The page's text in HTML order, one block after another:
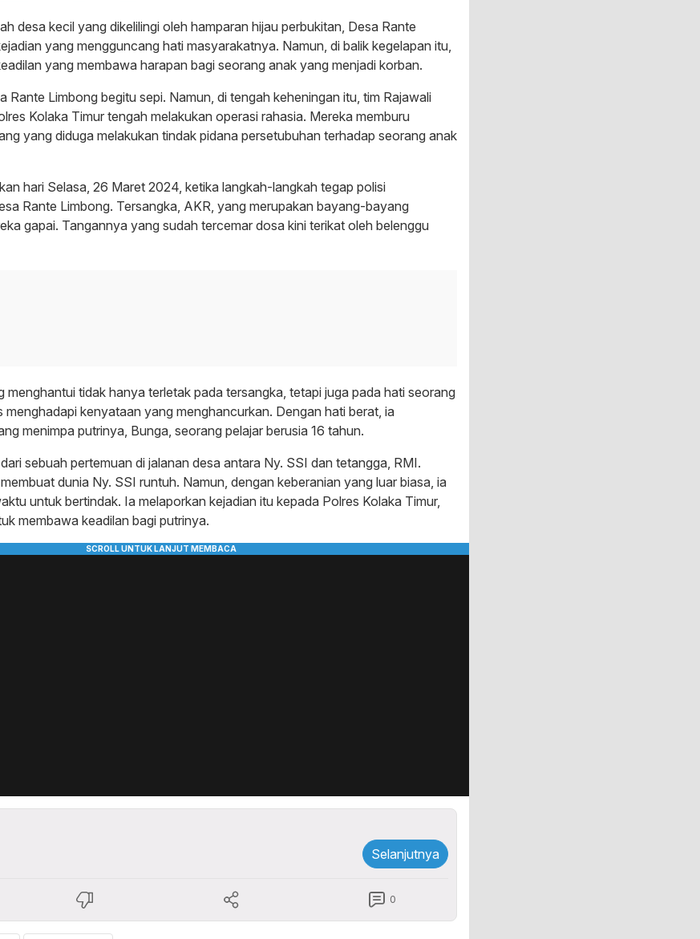
desa kecil yang dikelilingi oleh hamparan hijau perbukitan, Desa Rante
yang mengguncang hati masyarakatnya. Namun, di balik kegelapan itu,
yang membawa harapan bagi seorang anak yang menjadi korban.
Rante Limbong begitu sepi. Namun, di tengah keheningan itu, tim Rajawali
Kolaka Timur tengah melakukan operasi rahasia. Mereka memburu
yang diduga melakukan tindak pidana persetubuhan terhadap seorang anak
hari Selasa, 26 Maret 2024, ketika langkah-langkah tegap polisi
Rante Limbong. Tersangka, AKR, yang merupakan bayang-bayang
gapai. Tangannya yang sudah tercemar dosa kini terikat oleh belenggu
menghantui tidak hanya terletak pada tersangka, tetapi juga pada hati seorang
menghadapi kenyataan yang menghancurkan. Dengan hati berat, ia
menimpa putrinya, Bunga, seorang pelajar berusia 16 tahun.
sebuah pertemuan di jalanan desa antara Ny. SSI dan tetangga, RMI.
dunia Ny. SSI runtuh. Namun, dengan keberanian yang luar biasa, ia
untuk bertindak. Ia melaporkan kejadian itu kepada Polres Kolaka Timur,
membawa keadilan bagi putrinya.
Selanjutnya
0